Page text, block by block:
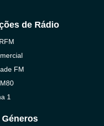
de Rádio
FM
1